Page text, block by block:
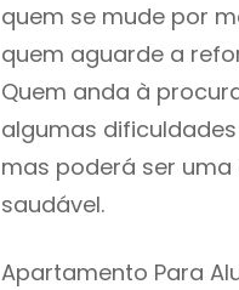
quem se mude por
quem aguarde a
Quem anda à
algumas
mas poderá ser
saudável.
Apartamento Para